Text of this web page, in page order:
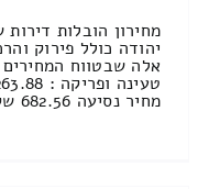
מחירון הובלות
מחיר נסיעה 682.56 שקל / זמן נסיעה בין ערים [...]